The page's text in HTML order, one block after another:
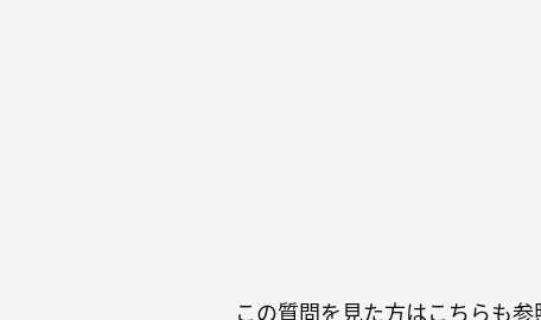
この質問を見た方はこちらも参